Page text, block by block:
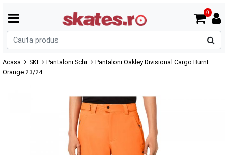
0
Acasa SKI Pantaloni Schi
Pantaloni Oakley Divisional Cargo Burnt
Orange 23/24